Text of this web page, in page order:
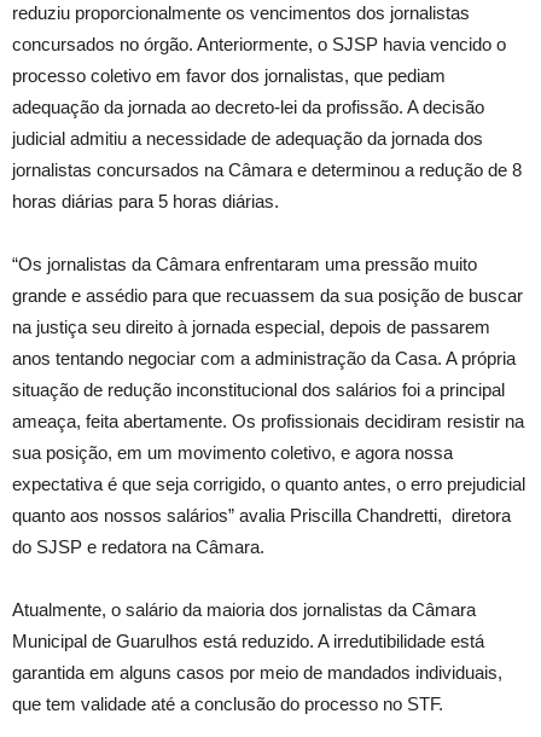
reduziu proporcionalmente os vencimentos dos jornalistas
concursados no órgão. Anteriormente, o SJSP havia vencido o
processo coletivo em favor dos jornalistas, que pediam
adequação da jornada ao decreto-lei da profissão. A decisão
judicial admitiu a necessidade de adequação da jornada dos
jornalistas concursados na Câmara e determinou a redução de 8
horas diárias para 5 horas diárias.
“Os jornalistas da Câmara enfrentaram uma pressão muito
grande e assédio para que recuassem da sua posição de buscar
na justiça seu direito à jornada especial, depois de passarem
anos tentando negociar com a administração da Casa. A própria
situação de redução inconstitucional dos salários foi a principal
ameaça, feita abertamente. Os profissionais decidiram resistir na
sua posição, em um movimento coletivo, e agora nossa
expectativa é que seja corrigido, o quanto antes, o erro prejudicial
quanto aos nossos salários” avalia Priscilla Chandretti, diretora
do SJSP e redatora na Câmara.
Atualmente, o salário da maioria dos jornalistas da Câmara
Municipal de Guarulhos está reduzido. A irredutibilidade está
garantida em alguns casos por meio de mandados individuais,
que tem validade até a conclusão do processo no STF.